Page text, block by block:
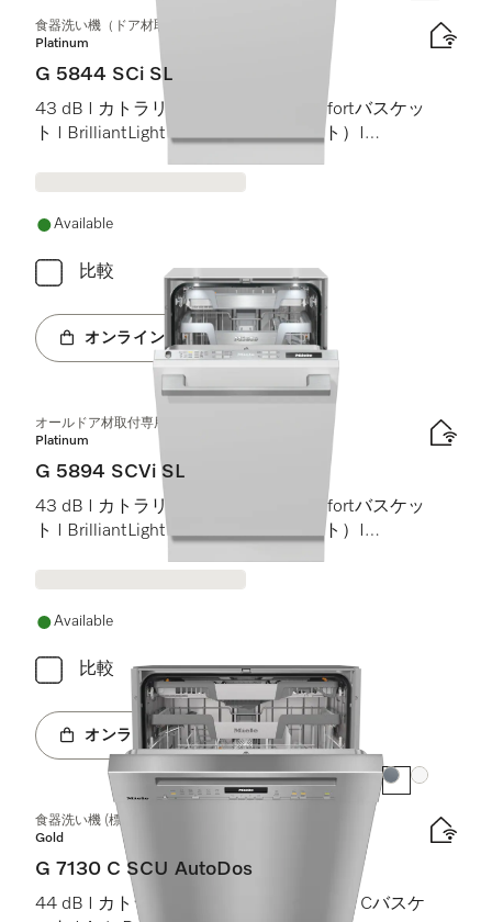
食器洗い機（ドア材取付専用タイプ、45 cm）
Platinum
G 5844 SCi SL
43 dB I カトラリートレイ I MaxiComfortバスケッ
ト I BrilliantLight（ブリリアントライト）I
Available
比較
オンラインショップへ
オールドア材取付専用食器洗い機（45 cm）
Platinum
G 5894 SCVi SL
43 dB I カトラリートレイ I MaxiComfortバスケッ
ト I BrilliantLight（ブリリアントライト）I
Available
比較
オンラインショップへ
カラー:カラー:
食器洗い機 (標準ドア装備タイプ)
Gold
G 7130 C SCU AutoDos
44 dB I カトラリートレイ I ExtraComfort Cバスケ